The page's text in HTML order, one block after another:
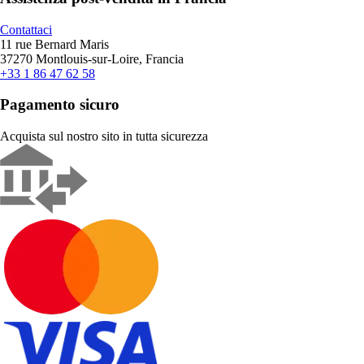
Contattaci
11 rue Bernard Maris
37270 Montlouis-sur-Loire, Francia
+33 1 86 47 62 58
Pagamento sicuro
Acquista sul nostro sito in tutta sicurezza